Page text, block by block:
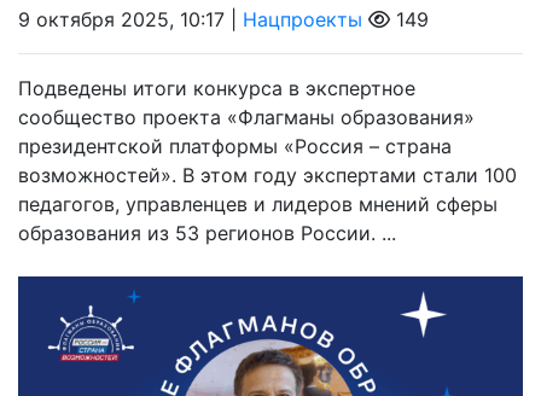
9 октября 2025, 10:17 | Нацпроекты 149
Подведены итоги конкурса в экспертное
сообщество проекта «Флагманы образования»
президентской платформы «Россия – страна
возможностей». В этом году экспертами стали 100
педагогов, управленцев и лидеров мнений сферы
образования из 53 регионов России. ...